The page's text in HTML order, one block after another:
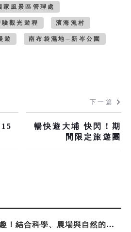
家風景區管理處
觀光遊程 濱海漁村
遊 南布袋濕地─新岑公園
下一篇
暢快遊大埔 快閃！期
間限定旅遊團
嘉義鹿草夏日探索趣！結合科學、農場與自然的親子小旅行